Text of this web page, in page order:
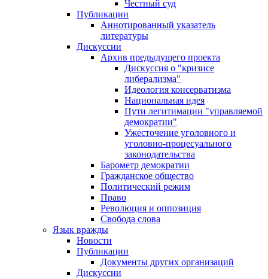
Честный суд
Публикации
Аннотированный указатель
литературы
Дискуссии
Архив предыдущего проекта
Дискуссия о "кризисе
либерализма"
Идеология консерватизма
Национальная идея
Пути легитимации "управляемой
демократии"
Ужесточение уголовного и
уголовно-процесуального
законодательства
Барометр демократии
Гражданское общество
Политический режим
Право
Революция и оппозиция
Свобода слова
Язык вражды
Новости
Публикации
Документы других организаций
Дискуссии